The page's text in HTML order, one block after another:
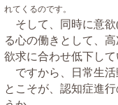
れてくるのです。
そして、同時に意欲
る心の働きとして、
欲求に合わせ低下して
ですから、日常生
とこそが、認知症進